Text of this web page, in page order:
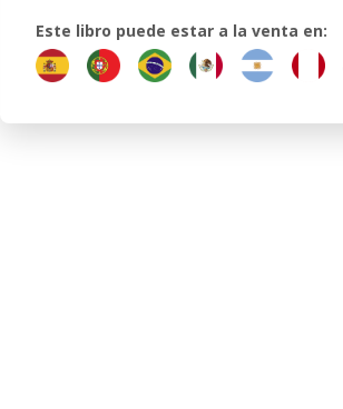
Este libro puede estar a la venta en: